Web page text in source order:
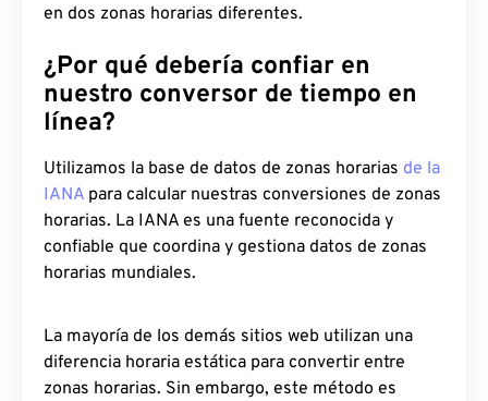
en dos zonas horarias diferentes.
¿Por qué debería confiar en
nuestro conversor de tiempo en
línea?
Utilizamos la base de datos de zonas horarias de la
IANA para calcular nuestras conversiones de zonas
horarias. La IANA es una fuente reconocida y
confiable que coordina y gestiona datos de zonas
horarias mundiales.
La mayoría de los demás sitios web utilizan una
diferencia horaria estática para convertir entre
zonas horarias. Sin embargo, este método es